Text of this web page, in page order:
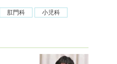
肛門科
小児科